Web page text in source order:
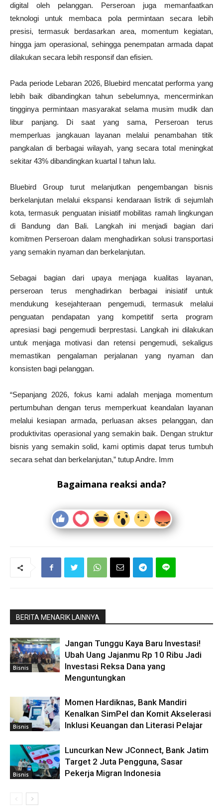
digital oleh pelanggan. Perseroan juga memanfaatkan
teknologi untuk membaca pola permintaan secara lebih
presisi, termasuk berdasarkan area, momentum kegiatan,
hingga jam operasional, sehingga penempatan armada dapat
dilakukan secara lebih responsif dan efisien.
Pada periode Lebaran 2026, Bluebird mencatat performa yang
lebih baik dibandingkan tahun sebelumnya, mencerminkan
tingginya permintaan masyarakat selama musim mudik dan
libur panjang. Di saat yang sama, Perseroan terus
memperluas jangkauan layanan melalui penambahan titik
pangkalan di berbagai wilayah, yang secara total meningkat
sekitar 43% dibandingkan kuartal I tahun lalu.
Bluebird Group turut melanjutkan pengembangan bisnis
berkelanjutan melalui ekspansi kendaraan listrik di sejumlah
kota, termasuk penguatan inisiatif mobilitas ramah lingkungan
di Bandung dan Bali. Langkah ini menjadi bagian dari
komitmen Perseroan dalam menghadirkan solusi transportasi
yang semakin nyaman dan berkelanjutan.
Sebagai bagian dari upaya menjaga kualitas layanan,
perseroan terus menghadirkan berbagai inisiatif untuk
mendukung kesejahteraan pengemudi, termasuk melalui
penguatan pendapatan yang kompetitif serta program
apresiasi bagi pengemudi berprestasi. Langkah ini dilakukan
untuk menjaga motivasi dan retensi pengemudi, sekaligus
memastikan pengalaman perjalanan yang nyaman dan
konsisten bagi pelanggan.
“Sepanjang 2026, fokus kami adalah menjaga momentum
pertumbuhan dengan terus memperkuat keandalan layanan
melalui kesiapan armada, perluasan akses pelanggan, dan
produktivitas operasional yang semakin baik. Dengan struktur
bisnis yang semakin solid, kami optimis dapat terus tumbuh
secara sehat dan berkelanjutan,” tutup Andre. Imm
Bagaimana reaksi anda?
BERITA MENARIK LAINNYA
Bisnis
Jangan Tunggu Kaya Baru Investasi!
Ubah Uang Jajanmu Rp 10 Ribu Jadi
Investasi Reksa Dana yang
Menguntungkan
Bisnis
Momen Hardiknas, Bank Mandiri
Kenalkan SimPel dan Komit Akselerasi
Inklusi Keuangan dan Literasi Pelajar
Bisnis
Luncurkan New JConnect, Bank Jatim
Target 2 Juta Pengguna, Sasar
Pekerja Migran Indonesia